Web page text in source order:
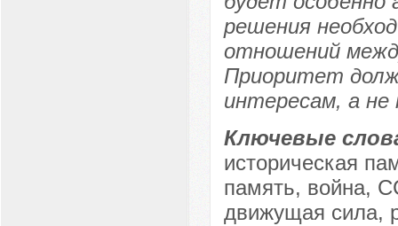
решения
отношений
Приоритет
интересам, а не
Ключевые
историческая
память, война,
движущая сила,